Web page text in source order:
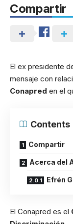
Compartir
El ex presidente
mensaje con
Conapred en el
Contents
Compartir
Acerca del
Efrén G
El Conapred es el